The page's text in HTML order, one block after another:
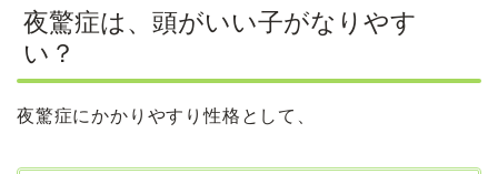
夜驚症は、頭がいい子がなりやす
い？
夜驚症にかかりやすり性格として、